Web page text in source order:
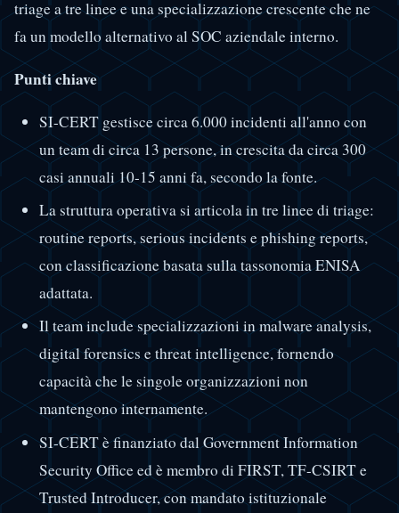
triage a tre linee e una specializzazione crescente che ne
fa un modello alternativo al SOC aziendale interno.
Punti chiave
SI-CERT gestisce circa 6.000 incidenti all'anno con
un team di circa 13 persone, in crescita da circa 300
casi annuali 10-15 anni fa, secondo la fonte.
La struttura operativa si articola in tre linee di triage:
routine reports, serious incidents e phishing reports,
con classificazione basata sulla tassonomia ENISA
adattata.
Il team include specializzazioni in malware analysis,
digital forensics e threat intelligence, fornendo
capacità che le singole organizzazioni non
mantengono internamente.
SI-CERT è finanziato dal Government Information
Security Office ed è membro di FIRST, TF-CSIRT e
Trusted Introducer, con mandato istituzionale